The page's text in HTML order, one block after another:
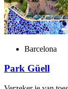
Barcelona
Park Güell